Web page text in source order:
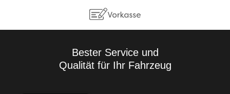
Bester Service und
Qualität für Ihr Fahrzeug